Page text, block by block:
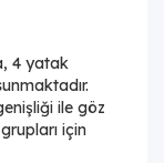
4 yatak
ile göz
için